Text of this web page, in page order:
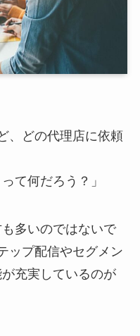
、どの代理店に依頼
て何だろう？」
多いのではないで
ップ配信やセグメン
充実しているのが